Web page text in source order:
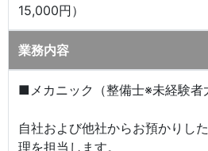
15,000円）
業務内容
■メカニック（整備士※未経験
自社および他社からお預かりし
理を担当します。